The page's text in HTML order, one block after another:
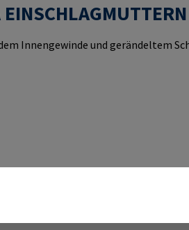
Innengewinde und gerändeltem